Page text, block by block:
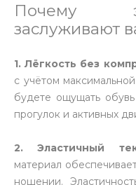
Почему
заслуживают
1. Лёгкость без
с учётом
будете ощущать
прогулок и активных
2. Эластичный
материал
ношении.